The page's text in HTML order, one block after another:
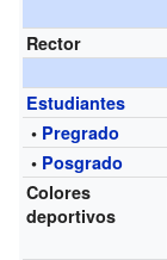
Rector
Estudiantes
• Pregrado
• Posgrado
Colores
deportivos